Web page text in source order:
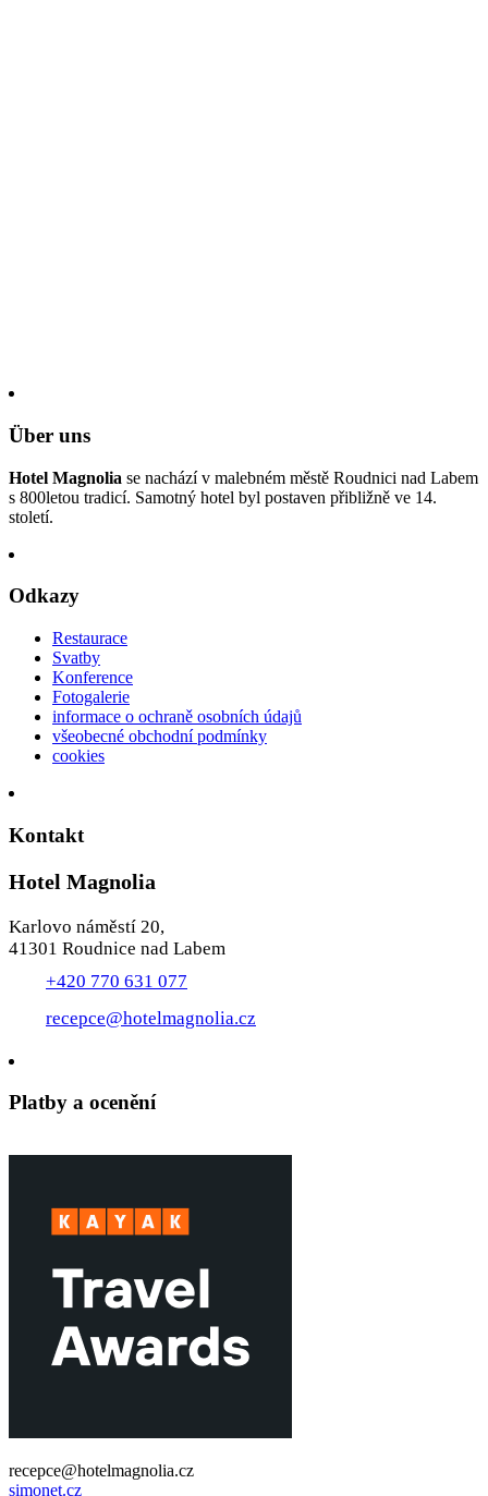
Über uns
Hotel Magnolia se nachází v malebném městě Roudnici nad Labem
s 800letou tradicí. Samotný hotel byl postaven přibližně ve 14.
století.
Odkazy
Restaurace
Svatby
Konference
Fotogalerie
informace o ochraně osobních údajů
všeobecné obchodní podmínky
cookies
Kontakt
Hotel Magnolia
Karlovo náměstí 20,
41301 Roudnice nad Labem
+420 770 631 077
recepce@hotelmagnolia.cz
Platby a ocenění
recepce@hotelmagnolia.cz
simonet.cz